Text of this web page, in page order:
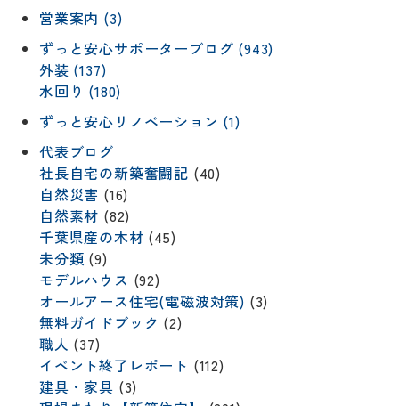
営業案内 (3)
ずっと安心サポーターブログ (943)
外装 (137)
水回り (180)
ずっと安心リノベーション (1)
代表ブログ
社長自宅の新築奮闘記 (40)
自然災害 (16)
自然素材 (82)
千葉県産の木材 (45)
未分類 (9)
モデルハウス (92)
オールアース住宅(電磁波対策) (3)
無料ガイドブック (2)
職人 (37)
イベント終了レポート (112)
建具・家具 (3)